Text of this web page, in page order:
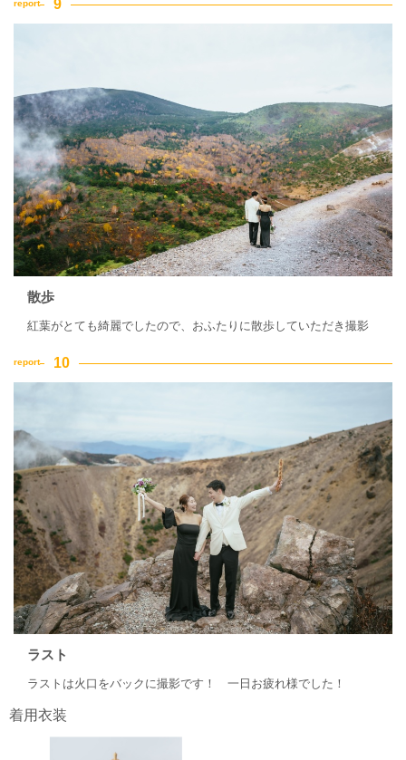
散歩
紅葉がとても綺麗でしたので、おふたりに散歩していただき撮影
ラスト
ラストは火口をバックに撮影です！ 一日お疲れ様でした！
着用衣装